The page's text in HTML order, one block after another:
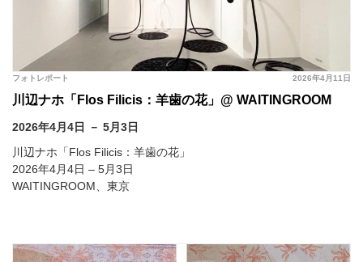
2026年4月11日
フォトレポート
川辺ナホ「Flos Filicis：羊歯の花」@ WAITINGROOM
2026年4月4日 － 5月3日
川辺ナホ「Flos Filicis：羊歯の花」
2026年4月4日 – 5月3日
WAITINGROOM、東京